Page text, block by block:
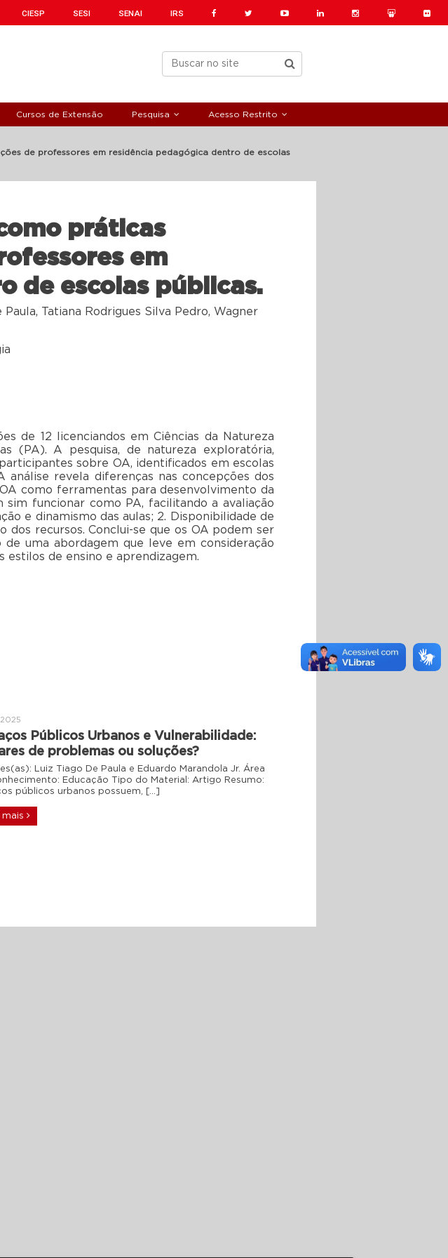
CIESP SESI SENAI IRS
Cursos de Extensão Pesquisa Acesso Restrito
de professores em residência pedagógica dentro de escolas
práticas
em
de escolas públicas.
Tatiana Rodrigues Silva Pedro, Wagner
de 12 licenciandos em Ciências da Natureza
(PA). A pesquisa, de natureza exploratória,
sobre OA, identificados em escolas
análise revela diferenças nas concepções dos
como ferramentas para desenvolvimento da
funcionar como PA, facilitando a avaliação
e dinamismo das aulas; 2. Disponibilidade de
dos recursos. Conclui-se que os OA podem ser
uma abordagem que leve em consideração
estilos de ensino e aprendizagem.
Públicos Urbanos e Vulnerabilidade:
de problemas ou soluções?
Luiz Tiago De Paula e Eduardo Marandola Jr. Área
Educação Tipo do Material: Artigo Resumo:
públicos urbanos possuem, […]
mais